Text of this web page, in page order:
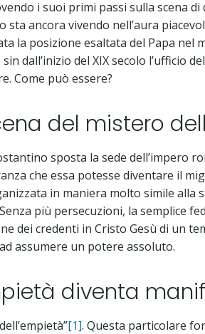
i suoi primi passi sulla scena
sta ancora vivendo nell’aura
la posizione esaltata del Papa
dall’inizio del XIX secolo
Come può essere?
del mistero
sposta la sede
che essa potesse diventare il
in maniera molto simile
più persecuzioni, la semplice
dei credenti in Cristo Gesù di un
assumere un potere assoluto.
diventa
[1]. Questa particolare